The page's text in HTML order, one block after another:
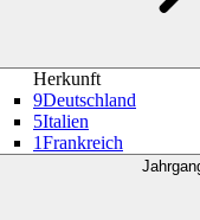
Herkunft
9Deutschland
5Italien
1Frankreich